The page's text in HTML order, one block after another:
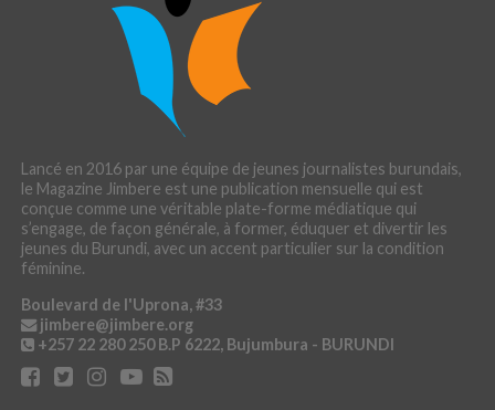
Lancé en 2016 par une équipe de jeunes journalistes burundais,
le Magazine Jimbere est une publication mensuelle qui est
conçue comme une véritable plate-forme médiatique qui
s’engage, de façon générale, à former, éduquer et divertir les
jeunes du Burundi, avec un accent particulier sur la condition
féminine.
Boulevard de l'Uprona, #33
jimbere@jimbere.org
+257 22 280 250 B.P 6222, Bujumbura - BURUNDI